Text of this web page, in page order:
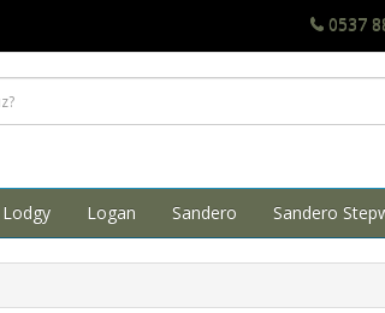
0537
Lodgy Logan Sandero Sandero